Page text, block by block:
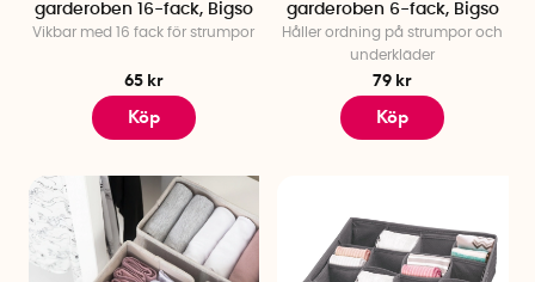
garderoben 16-fack, Bigso
Vikbar med 16 fack för strumpor
65 kr
Köp
garderoben 6-fack, Bigso
Håller ordning på strumpor och
underkläder
79 kr
Köp